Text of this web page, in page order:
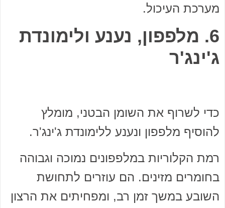
מערכת העיכול.
6. מלפפון, נענע ולימונדת
ג'ינג'ר
כדי לשרוף את השומן הבטני, מומלץ
להוסיף מלפפון ונענע ללימונדת ג'ינג'ר.
רמת הקלוריות במלפפונים נמוכה וגבוהה
בחומרים מזינים. הם עוזרים לתחושת
השובע במשך זמן רב, ומפחיתים את הרצון